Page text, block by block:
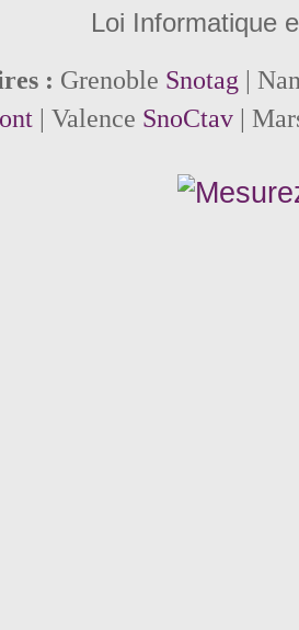
Loi Informatique
: Grenoble Snotag |
| Valence SnoCtav|